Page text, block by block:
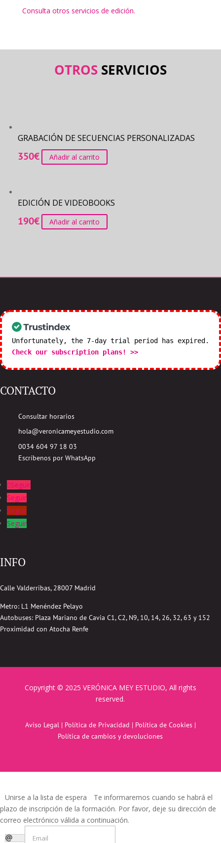
Consulta otros servicios de edición.
OTROS SERVICIOS
GRABACIÓN DE SECUENCIAS PERSONALIZADAS
350€ Añadir al carrito
EDICIÓN DE VIDEOBOOKS
190€ Añadir al carrito
Unfortunately, the 7-day trial period has expired.
Check our subscription plans! >>
CONTACTO
Consultar horarios
hola@veronicameyestudio.com
0034 604 97 18 03
Escríbenos por WhatsApp
Seguir
Seguir
Seguir
Seguir
INFO
Calle Valderribas, 28007 Madrid
Metro: L1 Menéndez Pelayo
Autobuses: Plaza Mariano de Cavia C1, C2, N9, 10, 14, 26, 32, 63 y 152
Proximidad con Atocha Renfe
Copyright © 2025 VERÓNICA MEY ESTUDIO, All rights
reserved.
Aviso Legal| Política de Privacidad | Política de Cookies|
Política de cambios y devoluciones
Unirse a la lista de espera
Te informaremos cuando se habrá el
plazo de inscripción de la formación. Por favor, deje su dirección de
correo electrónico válida a continuación.